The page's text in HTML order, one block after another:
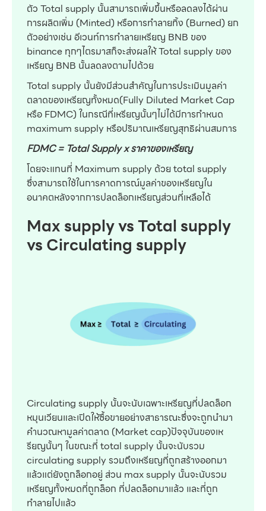
ตัว Total supply นั้นสามารถเพิ่มขึ้นหรือลดลงได้ผ่าน
การผลิตเพิ่ม (Minted) หรือการทำลายทิ้ง (Burned) ยก
ตัวอย่างเช่น อีเวนท์การทำลายเหรียญ BNB ของ
binance ทุกๆไตรมาสก็จะส่งผลให้ Total supply ของ
เหรียญ BNB นั้นลดลงตามไปด้วย
Total supply นั้นยังมีส่วนสำคัญในการประเมินมูลค่า
ตลาดของเหรียญทั้งหมด(Fully Diluted Market Cap
หรือ FDMC) ในกรณีที่เหรียญนั้นๆไม่ได้มีการกำหนด
maximum supply หรือปริมาณเหรียญสุทธิผ่านสมการ
FDMC = Total Supply x ราคาของเหรียญ
โดยจะแทนที่ Maximum supply ด้วย total supply
ซึ่งสามารถใช้ในการคาดการณ์มูลค่าของเหรียญใน
อนาคตหลังจากการปลดล็อกเหรียญส่วนที่เหลือได้
Max supply vs Total supply
vs Circulating supply
Circulating supply นั้นจะนับเฉพาะเหรียญที่ปลดล็อก
หมุนเวียนและเปิดให้ซื้อขายอย่างสาธารณะซึ่งจะถูกนำมา
คำนวณหามูลค่าตลาด (Market cap)ปัจจุบันของเห
รียญนั้นๆ ในขณะที่ total supply นั้นจะนับรวม
circulating supply รวมถึงเหรียญที่ถูกสร้างออกมา
แล้วแต่ยังถูกล็อกอยู่ ส่วน max supply นั้นจะนับรวม
เหรียญทั้งหมดที่ถูกล็อก ที่ปลดล็อกมาแล้ว และที่ถูก
ทำลายไปแล้ว